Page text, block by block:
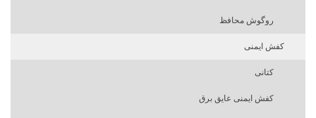
روگوش محافظ
کفش ایمنی
کتانی
کفش ایمنی عایق برق